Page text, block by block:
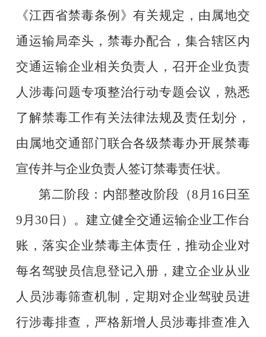
《江西省禁毒条例》有关规定，由属地交
通运输局牵头，禁毒办配合，集合辖区内
交通运输企业相关负责人，召开企业负责
人涉毒问题专项整治行动专题会议，熟悉
了解禁毒工作有关法律法规及责任划分，
由属地交通部门联合各级禁毒办开展禁毒
宣传并与企业负责人签订禁毒责任状。
第二阶段：内部整改阶段（8月16日至
9月30日）。建立健全交通运输企业工作台
账，落实企业禁毒主体责任，推动企业对
每名驾驶员信息登记入册，建立企业从业
人员涉毒筛查机制，定期对企业驾驶员进
行涉毒排查，严格新增人员涉毒排查准入